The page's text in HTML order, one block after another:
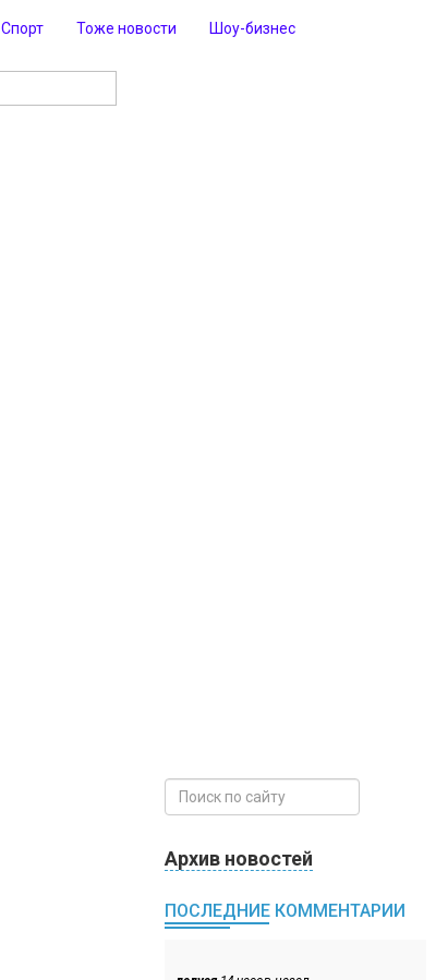
Спорт Тоже новости Шоу-бизнес
Архив новостей
ПОСЛЕДНИЕ КОММЕНТАРИИ